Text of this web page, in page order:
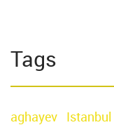
Tags
aghayev Istanbul